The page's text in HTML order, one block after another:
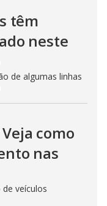
têm
neste
de algumas linhas
como
nas
veículos